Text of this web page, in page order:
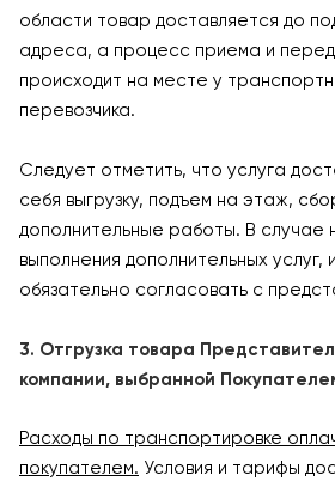
области товар доставляется до
адреса, а процесс приема и
происходит на месте у
перевозчика.
Следует отметить, что услуга
себя выгрузку, подъем на этаж,
дополнительные работы. В случае
выполнения дополнительных
обязательно согласовать с
3. Отгрузка товара
компании, выбранной
Расходы по транспортировке
покупателем. Условия и тарифы